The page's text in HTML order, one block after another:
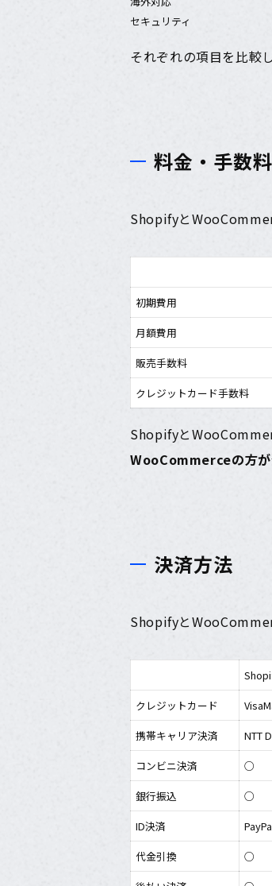
セキュリティ
それぞれの項目を比較
料金・手数
Shopifyと
初期費用
月額費用
販売手数料
クレジットカード手数料
Shopifyと
WooCommerceの方が
決済方法
Shopifyと
クレジットカード
携帯キャリア決済
NTT
コンビニ決済
○
銀行振込
○
ID決済
代金引換
○